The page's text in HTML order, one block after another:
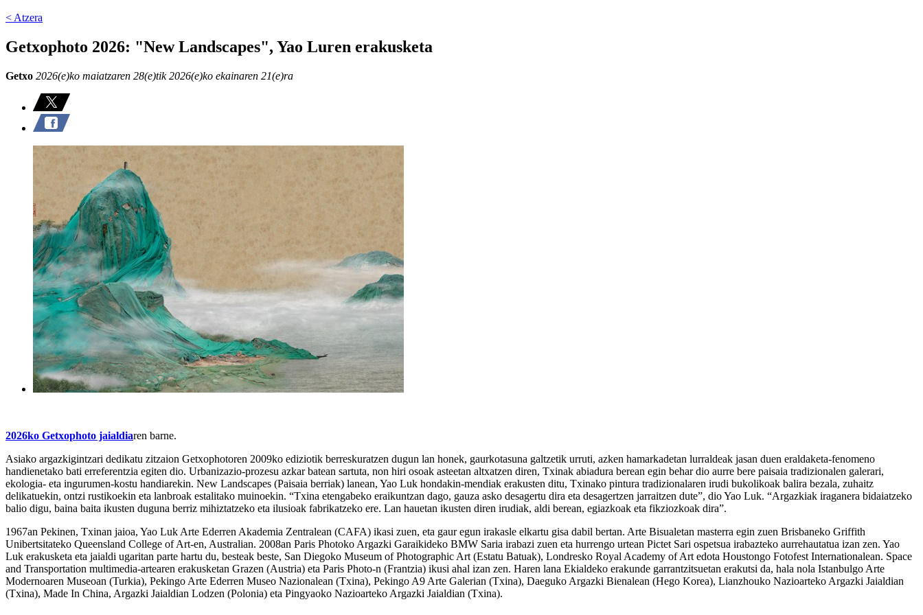
< Atzera
Getxophoto 2026: "New Landscapes", Yao Luren erakusketa
Getxo 2026(e)ko maiatzaren 28(e)tik 2026(e)ko ekainaren 21(e)ra
2026ko Getxophoto jaialdiaren barne.
Asiako argazkigintzari dedikatu zitzaion Getxophotoren 2009ko ediziotik berreskuratzen dugun lan honek, gaurkotasuna galtzetik urruti, azken hamarkadetan lurraldeak jasan duen eraldaketa-fenomeno
handienetako bati erreferentzia egiten dio. Urbanizazio-prozesu azkar batean sartuta, non hiri osoak asteetan altxatzen diren, Txinak abiadura berean egin behar dio aurre bere paisaia tradizionalen galerari,
ekologia- eta ingurumen-kostu handiarekin. New Landscapes (Paisaia berriak) lanean, Yao Luk hondakin-mendiak erakusten ditu, Txinako pintura tradizionalaren irudi bukolikoak balira bezala, zuhaitz
delikatuekin, ontzi rustikoekin eta lanbroak estalitako muinoekin. “Txina etengabeko eraikuntzan dago, gauza asko desagertu dira eta desagertzen jarraitzen dute”, dio Yao Luk. “Argazkiak iraganera bidaiatzeko
balio digu, baina baita ikusten duguna berriz mihiztatzeko eta ilusioak fabrikatzeko ere. Lan hauetan ikusten diren irudiak, aldi berean, egiazkoak eta fikziozkoak dira”.
1967an Pekinen, Txinan jaioa, Yao Luk Arte Ederren Akademia Zentralean (CAFA) ikasi zuen, eta gaur egun irakasle elkartu gisa dabil bertan. Arte Bisualetan masterra egin zuen Brisbaneko Griffith
Unibertsitateko Queensland College of Art-en, Australian. 2008an Paris Photoko Argazki Garaikideko BMW Saria irabazi zuen eta hurrengo urtean Pictet Sari ospetsua irabazteko aurrehautatua izan zen. Yao
Luk erakusketa eta jaialdi ugaritan parte hartu du, besteak beste, San Diegoko Museum of Photographic Art (Estatu Batuak), Londresko Royal Academy of Art edota Houstongo Fotofest Internationalean. Space
and Transportation multimedia-artearen erakusketan Grazen (Austria) eta Paris Photo-n (Frantzia) ikusi ahal izan zen. Haren lana Ekialdeko erakunde garrantzitsuetan erakutsi da, hala nola Istanbulgo Arte
Modernoaren Museoan (Turkia), Pekingo Arte Ederren Museo Nazionalean (Txina), Pekingo A9 Arte Galerian (Txina), Daeguko Argazki Bienalean (Hego Korea), Lianzhouko Nazioarteko Argazki Jaialdian
(Txina), Made In China, Argazki Jaialdian Lodzen (Polonia) eta Pingyaoko Nazioarteko Argazki Jaialdian (Txina).